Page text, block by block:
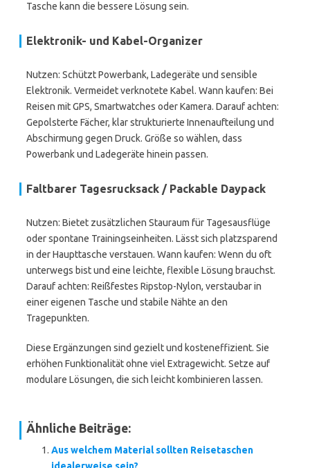
Tasche kann die bessere Lösung sein.
Elektronik- und Kabel-Organizer
Nutzen: Schützt Powerbank, Ladegeräte und sensible
Elektronik. Vermeidet verknotete Kabel. Wann kaufen: Bei
Reisen mit GPS, Smartwatches oder Kamera. Darauf achten:
Gepolsterte Fächer, klar strukturierte Innenaufteilung und
Abschirmung gegen Druck. Größe so wählen, dass
Powerbank und Ladegeräte hinein passen.
Faltbarer Tagesrucksack / Packable Daypack
Nutzen: Bietet zusätzlichen Stauraum für Tagesausflüge
oder spontane Trainingseinheiten. Lässt sich platzsparend
in der Haupttasche verstauen. Wann kaufen: Wenn du oft
unterwegs bist und eine leichte, flexible Lösung brauchst.
Darauf achten: Reißfestes Ripstop-Nylon, verstaubar in
einer eigenen Tasche und stabile Nähte an den
Tragepunkten.
Diese Ergänzungen sind gezielt und kosteneffizient. Sie
erhöhen Funktionalität ohne viel Extragewicht. Setze auf
modulare Lösungen, die sich leicht kombinieren lassen.
Ähnliche Beiträge:
Aus welchem Material sollten Reisetaschen